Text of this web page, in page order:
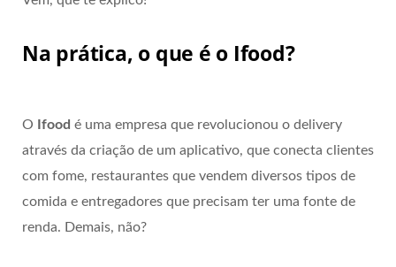
Na prática, o que é o Ifood?
O Ifood é uma empresa que revolucionou o delivery
através da criação de um aplicativo, que conecta clientes
com fome, restaurantes que vendem diversos tipos de
comida e entregadores que precisam ter uma fonte de
renda. Demais, não?